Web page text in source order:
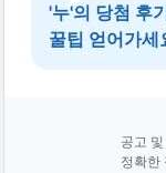
'누'의 당첨 후
꿀팁 얻어가세
공고
정확한